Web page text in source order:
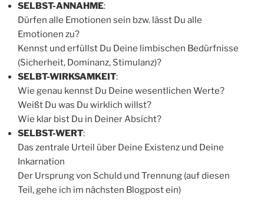
SELBST-ANNAHME:
Dürfen alle Emotionen sein bzw. lässt Du alle
Emotionen zu?
Kennst und erfüllst Du Deine limbischen Bedürfnisse
(Sicherheit, Dominanz, Stimulanz)?
SELBT-WIRKSAMKEIT:
Wie genau kennst Du Deine wesentlichen Werte?
Weißt Du was Du wirklich willst?
Wie klar bist Du in Deiner Absicht?
SELBST-WERT:
Das zentrale Urteil über Deine Existenz und Deine
Inkarnation
Der Ursprung von Schuld und Trennung (auf diesen
Teil, gehe ich im nächsten Blogpost ein)